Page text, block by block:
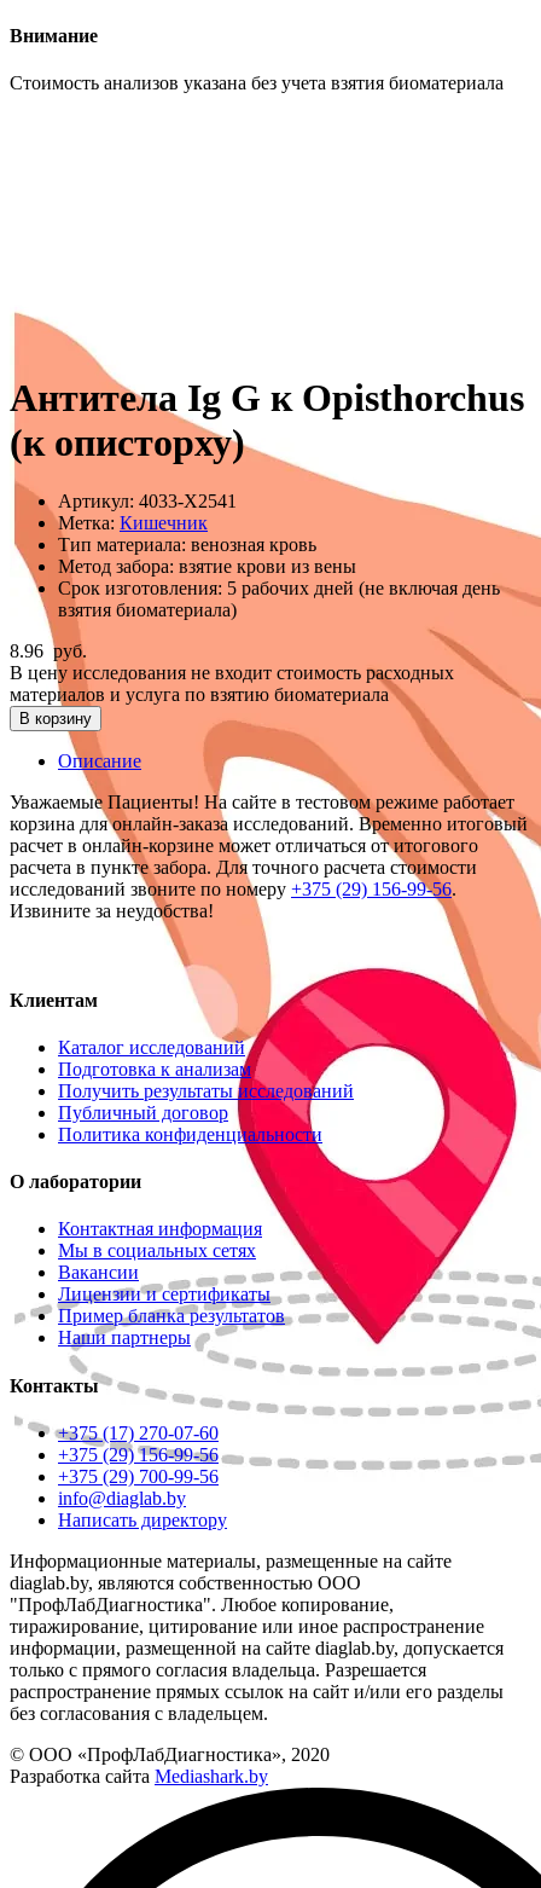
Внимание
Cтоимость анализов указана без учета взятия биоматериала
Антитела Ig G к Opisthorchus
(к описторху)
Артикул: 4033-Х2541
Метка: Кишечник
Тип материала: венозная кровь
Метод забора: взятие крови из вены
Срок изготовления: 5 рабочих дней (не включая день
взятия биоматериала)
8.96 руб.
В цену исследования не входит стоимость расходных
материалов и услуга по взятию биоматериала
В корзину
Описание
Уважаемые Пациенты! На сайте в тестовом режиме работает
корзина для онлайн-заказа исследований. Временно итоговый
расчет в онлайн-корзине может отличаться от итогового
расчета в пункте забора. Для точного расчета стоимости
исследований звоните по номеру +375 (29) 156-99-56.
Извините за неудобства!
Клиентам
Каталог исследований
Подготовка к анализам
Получить результаты исследований
Публичный договор
Политика конфиденциальности
О лаборатории
Контактная информация
Мы в социальных сетях
Вакансии
Лицензии и сертификаты
Пример бланка результатов
Наши партнеры
Контакты
+375 (17) 270-07-60
+375 (29) 156-99-56
+375 (29) 700-99-56
info@diaglab.by
Написать директору
Информационные материалы, размещенные на сайте
diaglab.by, являются собственностью ООО
"ПрофЛабДиагностика". Любое копирование,
тиражирование, цитирование или иное распространение
информации, размещенной на сайте diaglab.by, допускается
только с прямого согласия владельца. Разрешается
распространение прямых ссылок на сайт и/или его разделы
без согласования с владельцем.
© ООО «ПрофЛабДиагностика», 2020
Разработка сайта Mediashark.by